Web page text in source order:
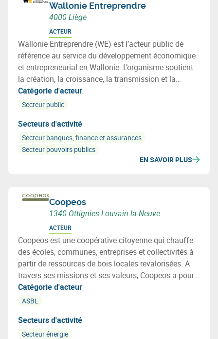
Wallonie Entreprendre
4000 Liège
ACTEUR
Wallonie Entreprendre (WE) est l’acteur public de
référence au service du développement économique
et entrepreneurial en Wallonie. L’organisme soutient
la création, la croissance, la transmission et la
transformation des entreprises grâce à des solutions
d’accompagnement, de financement et
l’emploi et la transition économique en Wallonie.
Catégorie d'acteur
Secteur public
Secteurs d'activité
Secteur banques, finance et assurances
Secteur pouvoirs publics
EN SAVOIR PLUS
Coopeos
1340 Ottignies-Louvain-la-Neuve
ACTEUR
Coopeos est une coopérative citoyenne qui chauffe
des écoles, communes, entreprises et collectivités à
partir de ressources de bois locales revalorisées. A
travers ses missions et ses valeurs, Coopeos a pour
ambition de montrer qu’un autre modèle d’entreprise
est possible et d'être un levier de changement vers
Catégorie d'acteur
ASBL
Secteurs d'activité
Secteur énergie